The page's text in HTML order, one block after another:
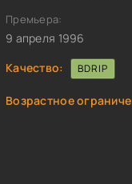
Премьера:
9 апреля 1996
Качество:
BDRIP
Возрастное